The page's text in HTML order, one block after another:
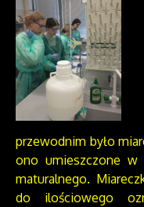
przewodnim było
ono umieszczone w
maturalnego.
do ilościowego